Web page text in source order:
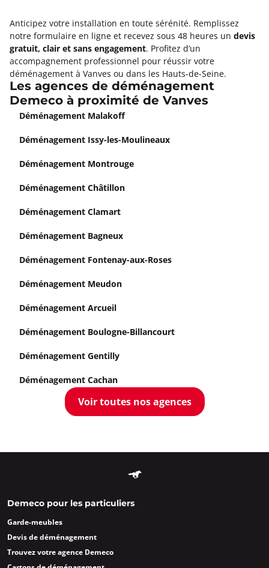
Anticipez votre installation en toute sérénité. Remplissez
notre formulaire en ligne et recevez sous 48 heures un devis
gratuit, clair et sans engagement. Profitez d’un
accompagnement professionnel pour réussir votre
déménagement à Vanves ou dans les Hauts-de-Seine.
Les agences de déménagement
Demeco à proximité de Vanves
Déménagement Malakoff
Déménagement Issy-les-Moulineaux
Déménagement Montrouge
Déménagement Châtillon
Déménagement Clamart
Déménagement Bagneux
Déménagement Fontenay-aux-Roses
Déménagement Meudon
Déménagement Arcueil
Déménagement Boulogne-Billancourt
Déménagement Gentilly
Déménagement Cachan
Voir toutes nos agences
Demeco pour les particuliers
Garde-meubles
Devis de déménagement
Trouvez votre agence Demeco